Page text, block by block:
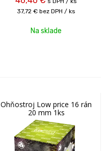
37,72 € bez DPH / ks
Na sklade
Ohňostroj Low price 16 rán
20 mm 1ks